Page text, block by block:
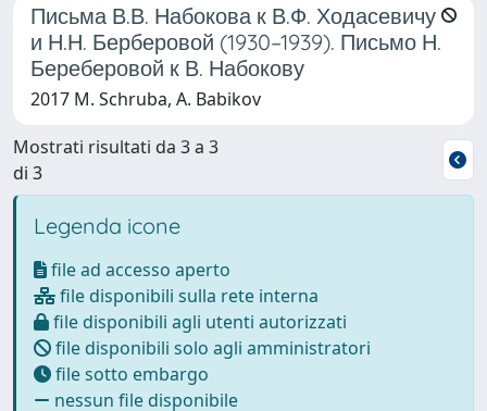
Письма В.В. Набокова к В.Ф. Ходасевичу
и Н.Н. Берберовой (1930–1939). Письмо Н.
Береберовой к В. Набокову
2017 M. Schruba, A. Babikov
Mostrati risultati da 3 a 3
di 3
Legenda icone
file ad accesso aperto
file disponibili sulla rete interna
file disponibili agli utenti autorizzati
file disponibili solo agli amministratori
file sotto embargo
nessun file disponibile